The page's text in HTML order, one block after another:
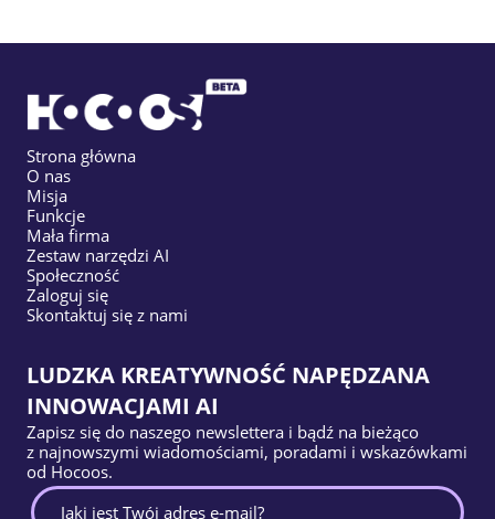
Strona główna
O nas
Misja
Funkcje
Mała firma
Zestaw narzędzi AI
Społeczność
Zaloguj się
Skontaktuj się z nami
LUDZKA KREATYWNOŚĆ NAPĘDZANA
INNOWACJAMI AI
Zapisz się do naszego newslettera i bądź na bieżąco
z najnowszymi wiadomościami, poradami i wskazówkami
od Hocoos.